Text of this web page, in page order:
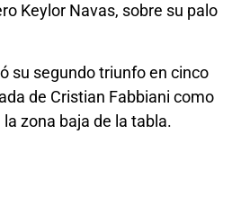
Keylor Navas, sobre su palo
su segundo triunfo en cinco
de Cristian Fabbiani como
zona baja de la tabla.